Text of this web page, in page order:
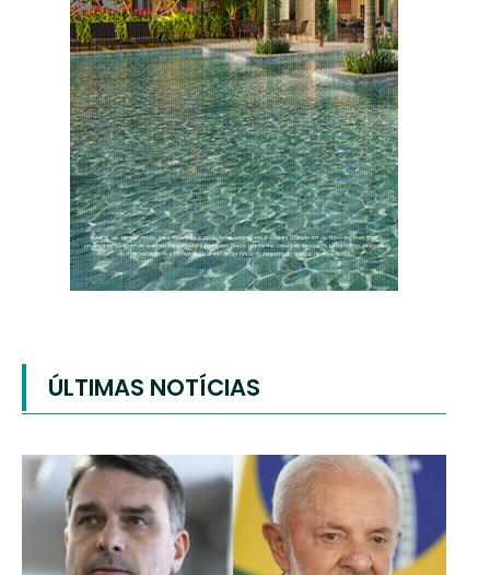
ÚLTIMAS NOTÍCIAS